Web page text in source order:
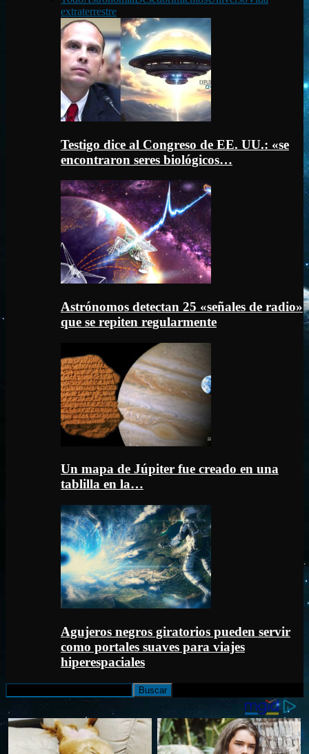
extraterrestre
Testigo dice al Congreso de EE. UU.: «se
encontraron seres biológicos…
Astrónomos detectan 25 «señales de radio»
que se repiten regularmente
Un mapa de Júpiter fue creado en una
tablilla en la…
Agujeros negros giratorios pueden servir
como portales suaves para viajes
hiperespaciales